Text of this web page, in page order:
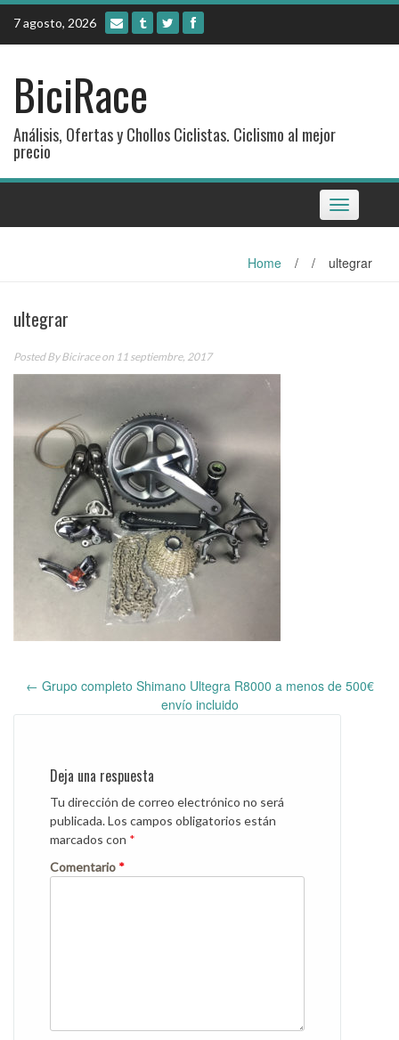
Skip
content
7 agosto, 2026
BiciRace
Análisis, Ofertas y Chollos Ciclistas. Ciclismo al mejor
precio
Toggle
navigation
Home / / ultegrar
ultegrar
Posted ByBiciraceon 11 septiembre, 2017
navigation
← Grupo completo Shimano Ultegra R8000 a menos de 500€
envío incluido
Deja una respuesta
Tu dirección de correo electrónico no será
publicada.Los campos obligatorios están
marcados con *
Comentario *